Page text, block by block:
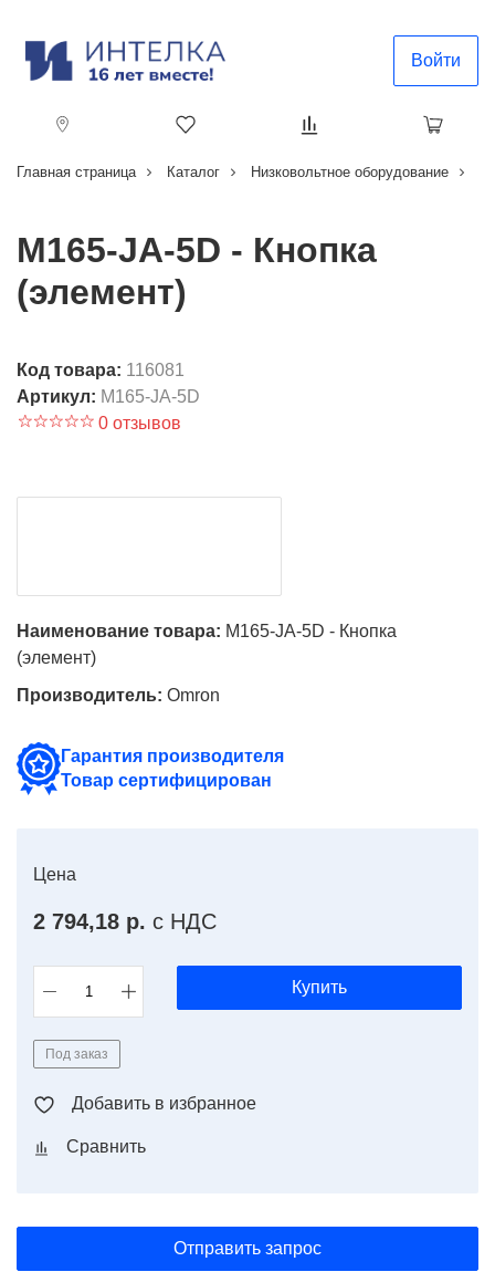
Войти
Главная страница Каталог Низковольтное оборудование
M165-JA-5D - Кнопка
(элемент)
Код товара: 116081
Артикул: M165-JA-5D
0 отзывов
Наименование товара: M165-JA-5D - Кнопка
(элемент)
Производитель: Omron
Гарантия производителя
Товар сертифицирован
Цена
2 794,18 р. с НДС
Купить
Под заказ
Добавить в избранное
Сравнить
Отправить запрос